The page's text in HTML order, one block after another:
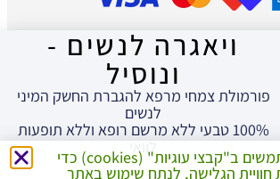
שמורות לטבע און - מוצרים
טבעיים לאיכות חיים
ויאגרה לנשים -
ונוסיל
פורמולת צמחי מרפא להגברת החשק המיני
לנשים
100% טבעי ללא מרשם רופא וללא תופעות
לוואי
אנחנו משתמשים ב"קבצי עוגיות" (cookies) כדי
הגלישה, לנתח שימוש באתר